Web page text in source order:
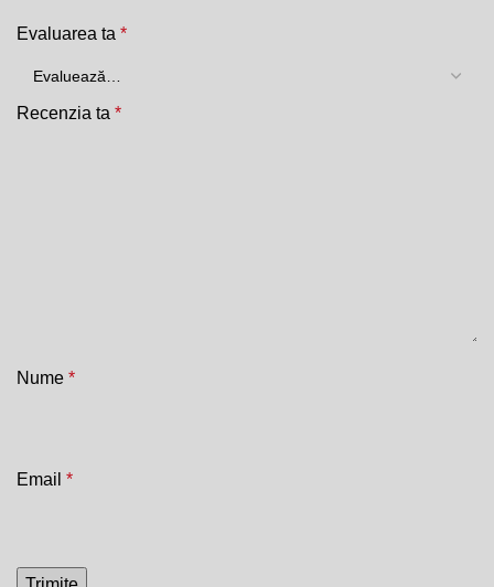
Evaluarea ta *
Recenzia ta *
Nume *
Email *